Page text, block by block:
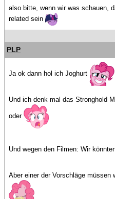
also bitte, wenn wir was schauen,
related sein
PLP
Ja ok dann hol ich Joghurt
Und ich denk mal das Stronghold
oder
Und wegen den Filmen: Wir
Aber einer der Vorschläge müssen